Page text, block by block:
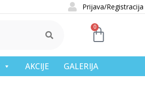
Prijava/Registracija
0
AKCIJE GALERIJA